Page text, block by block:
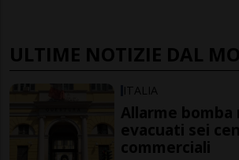
ULTIME NOTIZIE DAL
ITALIA
Allarme bomba
evacuati sei
commerciali